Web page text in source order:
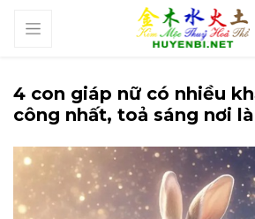
4 con giáp nữ có nhiều
công nhất, toả sáng nơi